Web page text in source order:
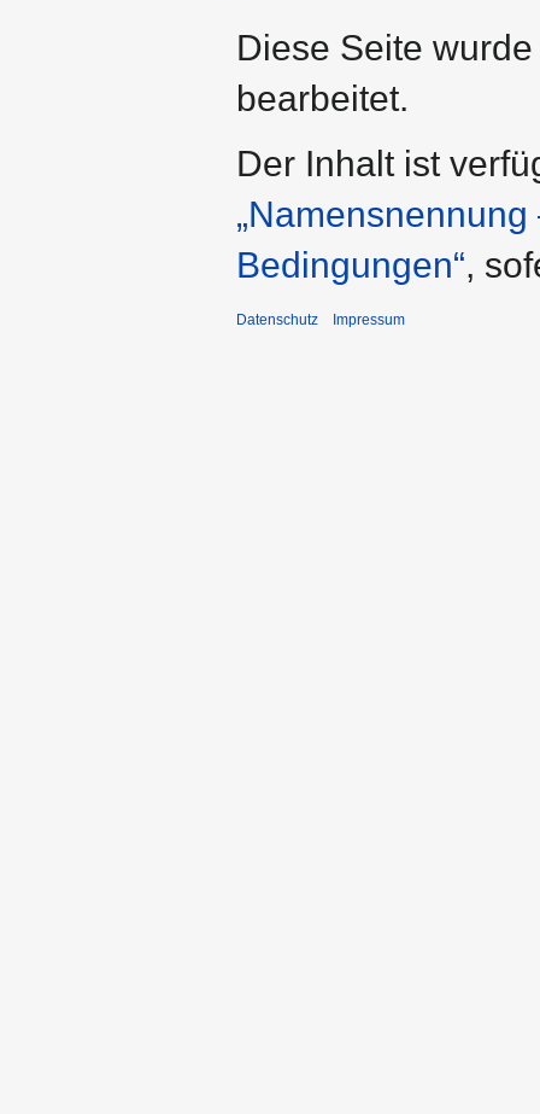
Diese Seite
bearbeitet.
Der Inhalt ist
Bedingungen“,
Datenschutz Impressum